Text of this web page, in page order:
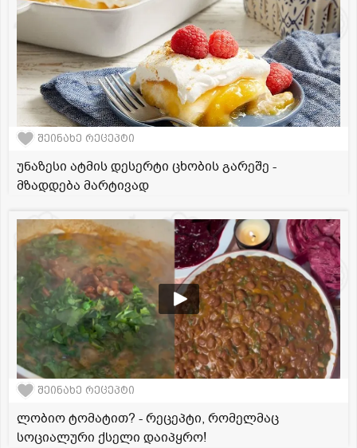
შეინახე რეცეპტი
უნაზესი ატმის დესერტი ცხობის გარეშე -
მზადდება მარტივად
შეინახე რეცეპტი
ლობიო ტომატით? - რეცეპტი, რომელმაც
სოციალური ქსელი დაიპყრო!